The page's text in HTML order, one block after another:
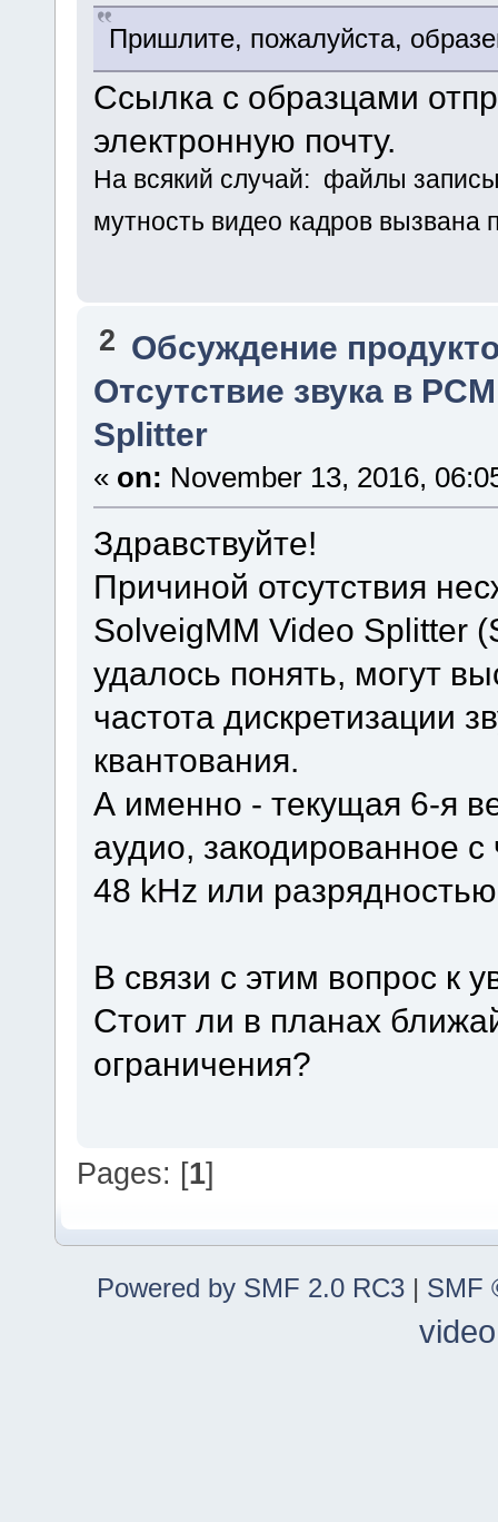
Пришлите, пожалуйста,
Ссылка с образцами
электронную почту.
На всякий случай: файлы
мутность видео кадров вызвана
2 Обсуждение
Отсутствие звука в
Splitter
« on: November 13, 2016,
Здравствуйте!
Причиной отсутствия
SolveigMM Video Splitter
удалось понять, могут
частота дискретизации
квантования.
А именно - текущая 6-я
аудио, закодированное
48 kHz или
В связи с этим вопрос к
Стоит ли в планах
ограничения?
Pages: [1]
Powered by SMF 2.0 RC3 | SMF